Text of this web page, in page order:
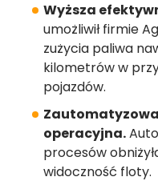
Wyższa
umożliwił firmie
zużycia paliwa
kilometrów w
pojazdów.
operacyjna.
procesów
widoczność floty.